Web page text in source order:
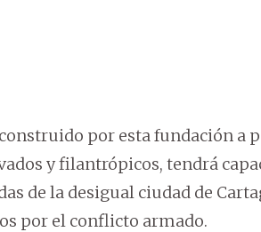
por esta fundación a
y filantrópicos, tendrá
de la desigual ciudad de
por el conflicto armado.